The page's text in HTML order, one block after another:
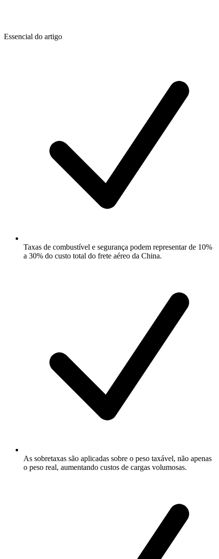
Essencial do artigo
Taxas de combustível e segurança podem representar de 10%
a 30% do custo total do frete aéreo da China.
As sobretaxas são aplicadas sobre o peso taxável, não apenas
o peso real, aumentando custos de cargas volumosas.